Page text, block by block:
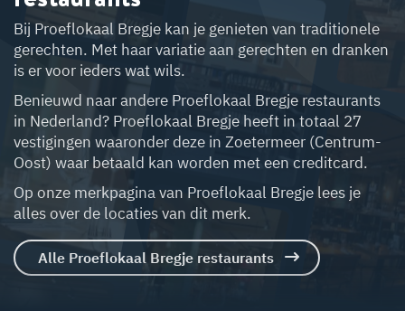
Bij Proeflokaal Bregje kan je genieten van traditionele
gerechten. Met haar variatie aan gerechten en dranken
is er voor ieders wat wils.
Benieuwd naar andere Proeflokaal Bregje restaurants
in Nederland? Proeflokaal Bregje heeft in totaal 27
vestigingen waaronder deze in Zoetermeer (Centrum-
Oost) waar betaald kan worden met een creditcard.
Op onze merkpagina van Proeflokaal Bregje lees je
alles over de locaties van dit merk.
Alle Proeflokaal Bregje restaurants